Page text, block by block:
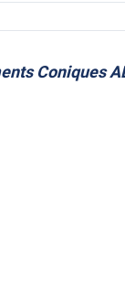
Coniques